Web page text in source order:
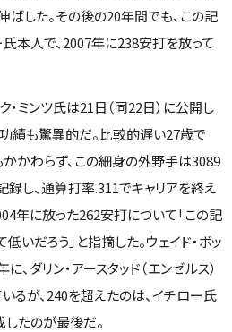
した。その後の20年間でも、この記
本人で、2007年に238安打を放って
ミンツ氏は21日（同22日）に公開し
績も驚異的だ。比較的遅い27歳で
かわらず、この細身の外野手は3089
録し、通算打率.311でキャリアを終え
年に放った262安打について「この記
だろう」と指摘した。ウェイド・ボッ
、ダリン・アースタッド（エンゼルス）
るが、240を超えたのは、イチロー氏
たのが最後だ。